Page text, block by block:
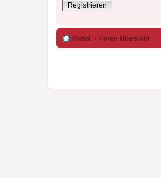
Registrieren
Portal Foren-Übersicht